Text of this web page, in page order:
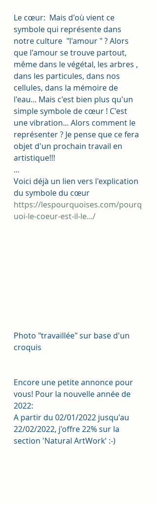
Le cœur:  Mais d'où vient ce
symbole qui représente dans
notre culture  "l'amour " ? Alors
que l'amour se trouve partout,
même dans le végétal, les arbres ,
dans les particules, dans nos
cellules, dans la mémoire de
l'eau... Mais c'est bien plus qu'un
simple symbole de cœur ! C'est
une vibration... Alors comment le
représenter ? Je pense que ce fera
objet d'un prochain travail en
artistique!!!
...
Voici déjà un lien vers l'explication
du symbole du cœur
https://lespourquoises.com/pourq
uoi-le-coeur-est-il-le.../
Photo "travaillée" sur base d'un
croquis
Encore une petite annonce pour
vous! Pour la nouvelle année de
2022:
A partir du 02/01/2022 jusqu'au
22/02/2022, j'offre 22% sur la
section 'Natural ArtWork' :-)